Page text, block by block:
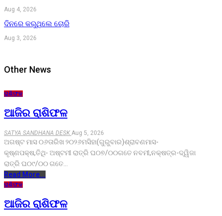
Aug 4, 2026
ଦିନରେ କରୁଥିଲେ ଚୋରି
Aug 3, 2026
Other News
ରାଶିଫଳ
ଆଜିର ରାଶିଫଳ
SATYA SANDHANA DESK Aug 5, 2026
ଅଗଷ୍ଟ ମାସ ୦୬ତାରିଖ ୨୦୨୬ମସିହା(ଗୁରୁବାର)ଶ୍ରାବଣମାସ-
କୃଷ୍ଣପକ୍ଷ,ତିଥି- ଅଷ୍ଟମୀ ରାତ୍ରି ଘ୦୭/୦୦ଗତେ ନବମୀ,ନକ୍ଷତ୍ର-ଦ୍ୱିଜା
ରାତ୍ରି ଘ୦୯/୦୦ ଗତେ…
Read More...
ରାଶିଫଳ
ଆଜିର ରାଶିଫଳ